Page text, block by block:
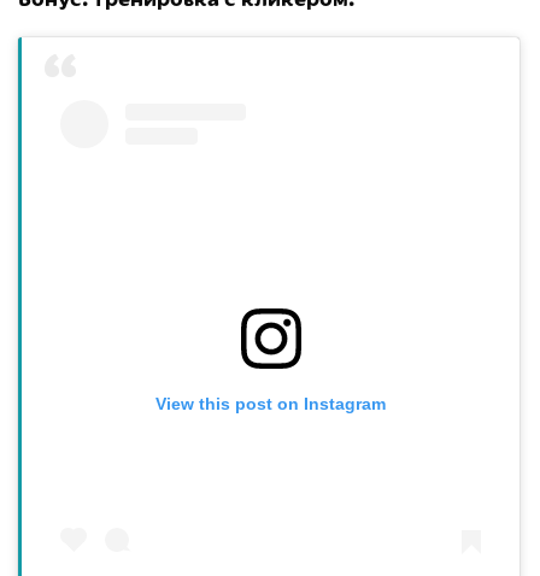
View this post on Instagram